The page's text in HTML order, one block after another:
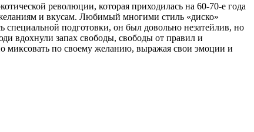
революции, которая приходилась на 60-70-е года
и вкусам. Любимый многими стиль «диско»
специальной подготовки, он был довольно незатейлив, но
вдохнули запах свободы, свободы от правил и
миксовать по своему желанию, выражая свои эмоции и